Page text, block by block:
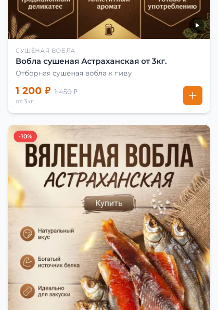
СУШЁНАЯ ВОБЛА
Вобла сушеная Астраханская от 3кг.
Отборная сушёная вобла к пиву
1 200 ₽ 1 450 ₽
от 3кг
-10%